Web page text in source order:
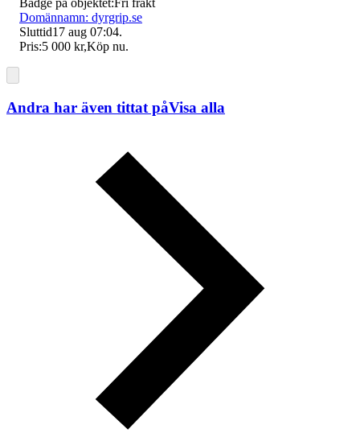
Domännamn: dyrgrip.se
Sluttid17 aug 07:04.
Pris:5 000 kr,Köp nu.
Andra har även tittat påVisa alla